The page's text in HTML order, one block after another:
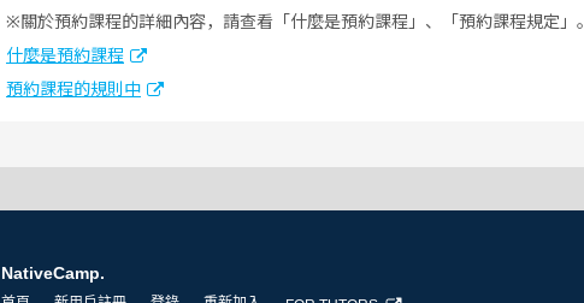
關於預約課程的詳細內容，請查看「什麼是預約課程」、「預約課程規定」。
什麼是預約課程
預約課程的規則中
NativeCamp.